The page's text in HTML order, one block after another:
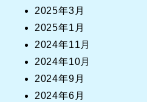
2025年3月
2025年1月
2024年11月
2024年10月
2024年9月
2024年6月